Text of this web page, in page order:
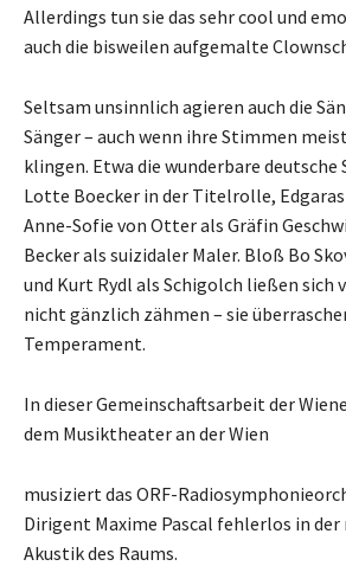
Allerdings tun sie das sehr cool und
auch die bisweilen aufgemalte
Seltsam unsinnlich agieren auch die
Sänger – auch wenn ihre Stimmen
klingen. Etwa die wunderbare deutsche
Lotte Boecker in der Titelrolle,
Anne-Sofie von Otter als Gräfin
Becker als suizidaler Maler. Bloß Bo
und Kurt Rydl als Schigolch ließen sich
nicht gänzlich zähmen – sie
Temperament.
In dieser Gemeinschaftsarbeit der
dem Musiktheater an der Wien
musiziert das ORF-
Dirigent Maxime Pascal fehlerlos in
Akustik des Raums.